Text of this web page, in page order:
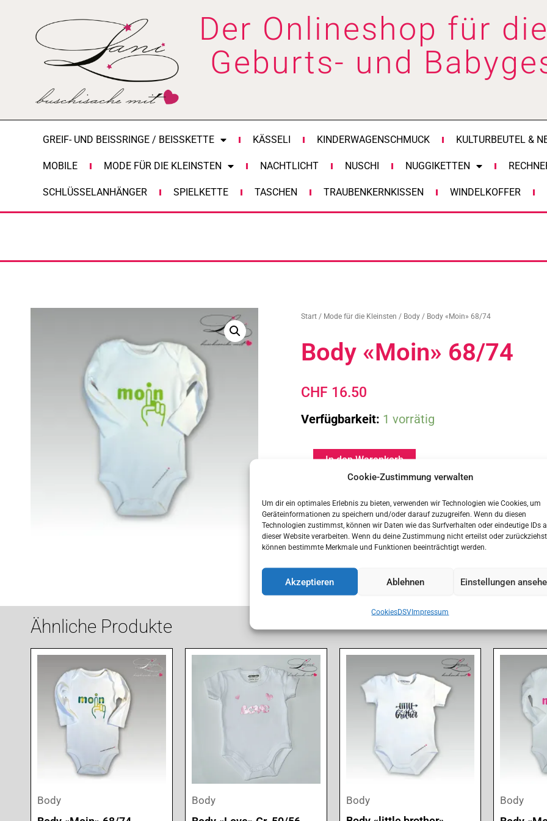
Cookie-Zustimmung verwalten
Um dir ein optimales Erlebnis zu bieten, verwenden wir Technologien wie Cookies, um
Geräteinformationen zu speichern und/oder darauf zuzugreifen. Wenn du diesen
Technologien zustimmst, können wir Daten wie das Surfverhalten oder eindeutige IDs
dieser Website verarbeiten. Wenn du deine Zustimmung nicht erteilst oder
können bestimmte Merkmale und Funktionen beeinträchtigt werden.
Akzeptieren Ablehnen Einstellungen
CookiesDSVImpressum
springen
Der Onlineshop für
Geburts- und
GREIF- UND BEISSRINGE / BEISSKETTE KÄSSELI KINDERWAGENSCHMUCK KULTURBEUTEL &
MOBILE MODE FÜR DIE KLEINSTEN NACHTLICHT NUSCHI NUGGIKETTEN
SCHLÜSSELANHÄNGER SPIELKETTE TASCHEN TRAUBENKERNKISSEN WINDELKOFFER
Start / Mode für die Kleinsten / Body / Body «Moin» 68/74
Body «Moin» 68/74
CHF 16.50
Verfügbarkeit: 1 vorrätig
Body
In den Warenkorb
Ähnliche Produkte
Body Body Body Body